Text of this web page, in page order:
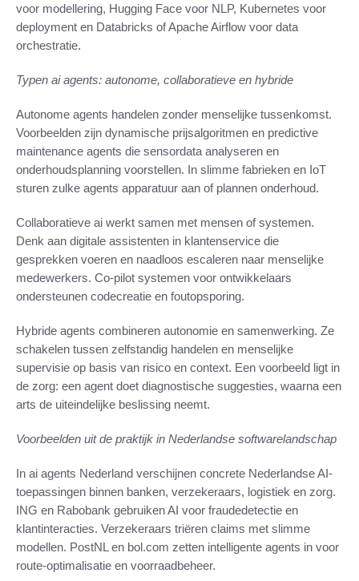
voor modellering, Hugging Face voor NLP, Kubernetes voor
deployment en Databricks of Apache Airflow voor data
orchestratie.
Typen ai agents: autonome, collaboratieve en hybride
Autonome agents handelen zonder menselijke tussenkomst.
Voorbeelden zijn dynamische prijsalgoritmen en predictive
maintenance agents die sensordata analyseren en
onderhoudsplanning voorstellen. In slimme fabrieken en IoT
sturen zulke agents apparatuur aan of plannen onderhoud.
Collaboratieve ai werkt samen met mensen of systemen.
Denk aan digitale assistenten in klantenservice die
gesprekken voeren en naadloos escaleren naar menselijke
medewerkers. Co-pilot systemen voor ontwikkelaars
ondersteunen codecreatie en foutopsporing.
Hybride agents combineren autonomie en samenwerking. Ze
schakelen tussen zelfstandig handelen en menselijke
supervisie op basis van risico en context. Een voorbeeld ligt in
de zorg: een agent doet diagnostische suggesties, waarna een
arts de uiteindelijke beslissing neemt.
Voorbeelden uit de praktijk in Nederlandse softwarelandschap
In ai agents Nederland verschijnen concrete Nederlandse AI-
toepassingen binnen banken, verzekeraars, logistiek en zorg.
ING en Rabobank gebruiken AI voor fraudedetectie en
klantinteracties. Verzekeraars triëren claims met slimme
modellen. PostNL en bol.com zetten intelligente agents in voor
route-optimalisatie en voorraadbeheer.